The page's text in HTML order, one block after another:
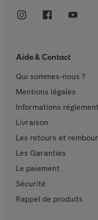
Aide & Contact
Qui sommes-nous ?
Mentions légales
Informations
Livraison
Les retours et
Les Garanties
Le paiement
Sécurité
Rappel de produits